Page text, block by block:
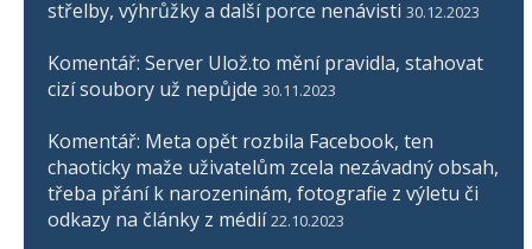
střelby, výhrůžky a další porce nenávisti 30.12.2023
Komentář: Server Ulož.to mění pravidla, stahovat
cizí soubory už nepůjde 30.11.2023
Komentář: Meta opět rozbila Facebook, ten
chaoticky maže uživatelům zcela nezávadný obsah,
třeba přání k narozeninám, fotografie z výletu či
odkazy na články z médií 22.10.2023